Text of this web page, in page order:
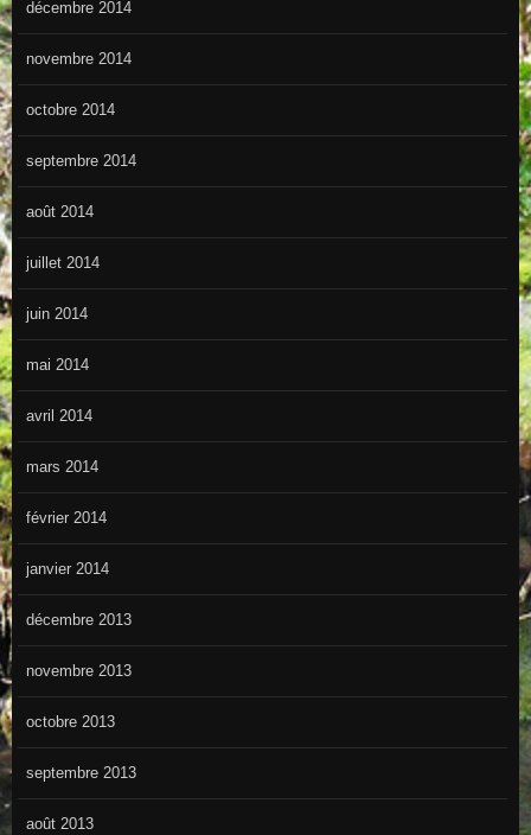
décembre 2014
novembre 2014
octobre 2014
septembre 2014
août 2014
juillet 2014
juin 2014
mai 2014
avril 2014
mars 2014
février 2014
janvier 2014
décembre 2013
novembre 2013
octobre 2013
septembre 2013
août 2013